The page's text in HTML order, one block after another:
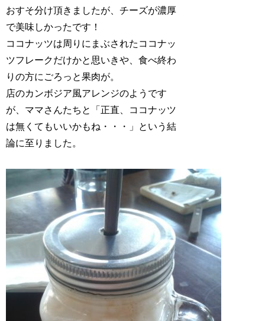
おすそ分け頂きましたが、チーズが濃厚
で美味しかったです！
ココナッツは周りにまぶされたココナッ
ツフレークだけかと思いきや、食べ終わ
りの方にごろっと果肉が。
店のカンボジア風アレンジのようです
が、ママさんたちと「正直、ココナッツ
は無くてもいいかもね・・・」という結
論に至りました。